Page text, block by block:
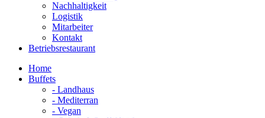
Nachhaltigkeit
Logistik
Mitarbeiter
Kontakt
Betriebsrestaurant
Home
Buffets
- Landhaus
- Mediterran
- Vegan